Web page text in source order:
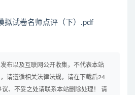
拟试卷名师点评（下）.pdf
布以及互联网公开收集，不代表本站
请遵循相关法律法规，请在下载后24
、不妥之处请联系本站删除处理！ 请